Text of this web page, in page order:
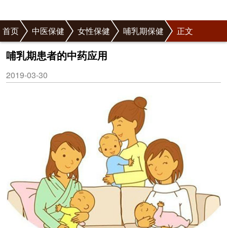
首页 中医保健 女性保健 哺乳期保健 正文
哺乳期患者的中药应用
2019-03-30